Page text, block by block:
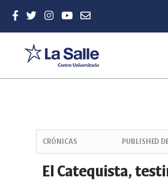
CRÓNICAS PUBLISHED
El Catequista,